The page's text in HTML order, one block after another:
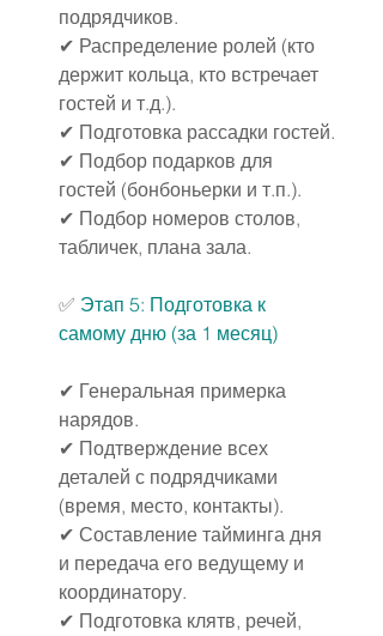
подрядчиков.
✔ Распределение ролей (кто
держит кольца, кто встречает
гостей и т.д.).
✔ Подготовка рассадки гостей.
✔ Подбор подарков для
гостей (бонбоньерки и т.п.).
✔ Подбор номеров столов,
табличек, плана зала.
✅ Этап 5: Подготовка к
самому дню (за 1 месяц)
✔ Генеральная примерка
нарядов.
✔ Подтверждение всех
деталей с подрядчиками
(время, место, контакты).
✔ Составление тайминга дня
и передача его ведущему и
координатору.
✔ Подготовка клятв, речей,